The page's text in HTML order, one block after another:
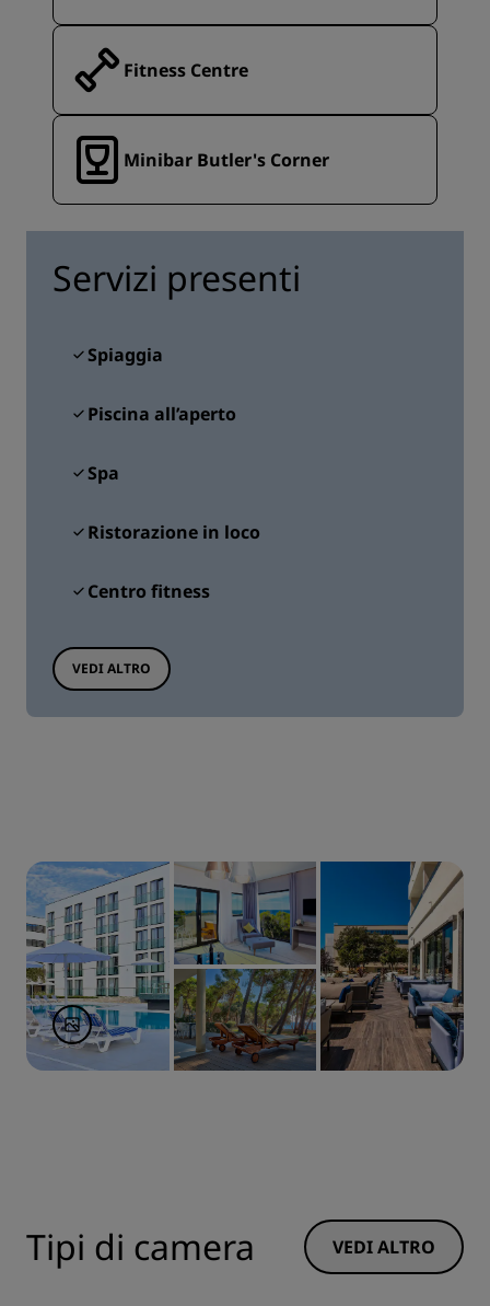
Fitness Centre
Minibar Butler's Corner
Servizi presenti
Spiaggia
Piscina all’aperto
Spa
Ristorazione in loco
Centro fitness
VEDI ALTRO
Tipi di camera VEDI ALTRO